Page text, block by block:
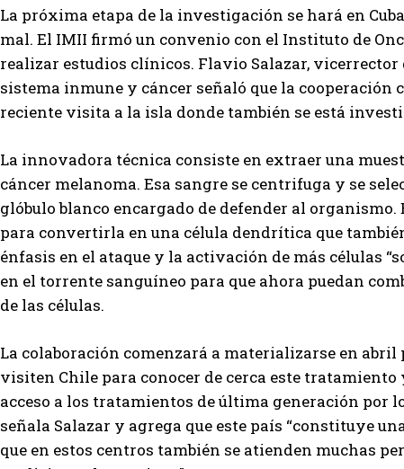
La próxima etapa de la investigación se hará en
mal. El IMII firmó un convenio con el Instituto de
realizar estudios clínicos. Flavio Salazar,
sistema inmune y cáncer señaló que la cooperación
reciente visita a la isla donde también se está
La innovadora técnica consiste en extraer una
cáncer melanoma. Esa sangre se centrifuga y se
glóbulo blanco encargado de defender al
para convertirla en una célula dendrítica que
énfasis en el ataque y la activación de más células
en el torrente sanguíneo para que ahora puedan
de las células.
La colaboración comenzará a materializarse en
visiten Chile para conocer de cerca este tratamiento
acceso a los tratamientos de última generación por
señala Salazar y agrega que este país “constituye
que en estos centros también se atienden muchas